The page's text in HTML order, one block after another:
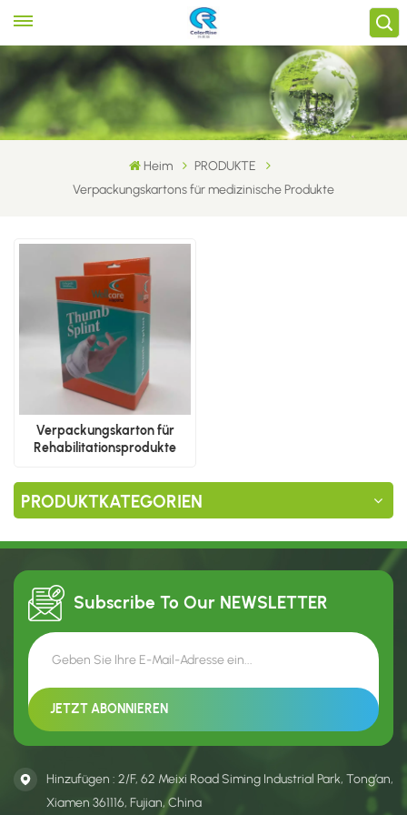
Heim
PRODUKTE
Verpackungskartons für medizinische Produkte
Verpackungskarton für
Rehabilitationsprodukte
PRODUKTKATEGORIEN
Subscribe To Our NEWSLETTER
Hinzufügen : 2/F, 62 Meixi Road Siming Industrial Park, Tong’an,
Xiamen 361116, Fujian, China